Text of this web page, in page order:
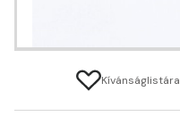
Kívánságlistára